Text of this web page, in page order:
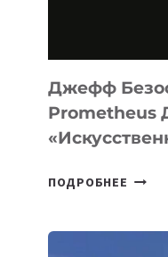
И
LINUX
Джефф
Prometheus
ПОДРОБНЕЕ